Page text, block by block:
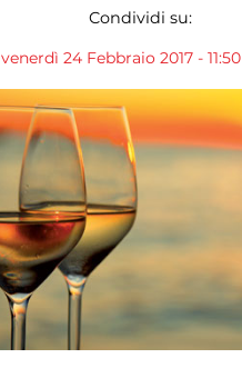
Condividi su:
venerdì 24 Febbraio 2017 - 11:50